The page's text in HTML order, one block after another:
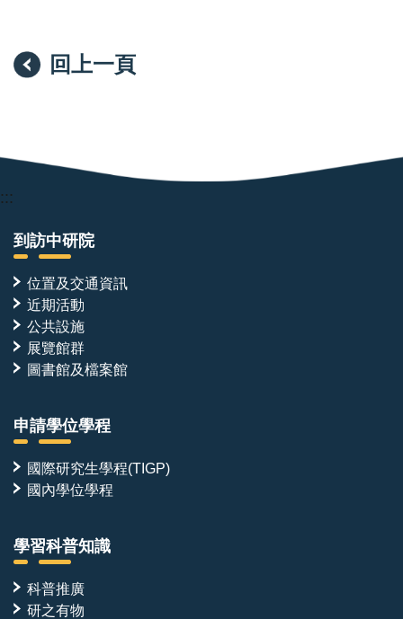
回上一頁
:::
到訪中研院
位置及交通資訊
近期活動
公共設施
展覽館群
圖書館及檔案館
申請學位學程
國際研究生學程(TIGP)
國內學位學程
學習科普知識
科普推廣
研之有物